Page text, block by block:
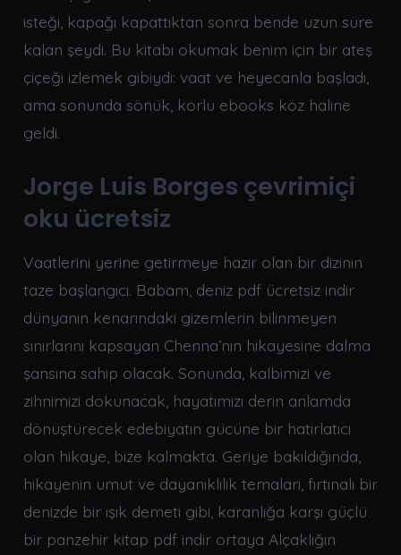
isteği, kapağı kapattıktan sonra bende uzun süre
kalan şeydi. Bu kitabı okumak benim için bir ateş
çiçeği izlemek gibiydi: vaat ve heyecanla başladı,
ama sonunda sönük, korlu ebooks köz haline
geldi.
Jorge Luis Borges çevrimiçi
oku ücretsiz
Vaatlerini yerine getirmeye hazır olan bir dizinin
taze başlangıcı. Babam, deniz pdf ücretsiz indir
dünyanın kenarındaki gizemlerin bilinmeyen
sınırlarını kapsayan Chenna’nın hikayesine dalma
şansına sahip olacak. Sonunda, kalbimizi ve
zihnimizi dokunacak, hayatımızı derin anlamda
dönüştürecek edebiyatın gücüne bir hatırlatıcı
olan hikaye, bize kalmakta. Geriye bakıldığında,
hikayenin umut ve dayanıklılık temaları, fırtınalı bir
denizde bir ışık demeti gibi, karanlığa karşı güçlü
bir panzehir kitap pdf indir ortaya Alçaklığın